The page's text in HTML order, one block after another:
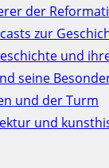
der
zur
und
seine
und der Turm
und